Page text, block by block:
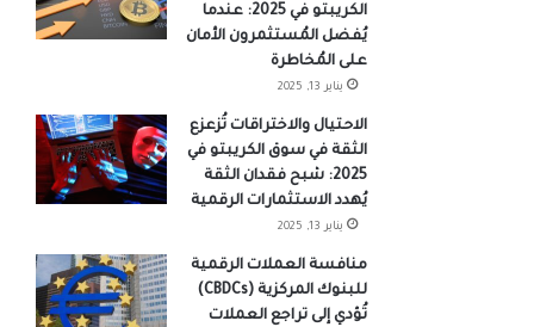
الكريبتو في 2025: عندما
يُفضل المُستثمرون الأمان
على المُخاطرة
يناير 13, 2025
الاحتيال والاختراقات تُزعزع
الثقة في سوق الكريبتو في
2025: شبح فقدان الثقة
يُهدد الاستثمارات الرقمية
يناير 13, 2025
منافسة العملات الرقمية
للبنوك المركزية (CBDCs)
تُؤدي إلى تراجع العملات